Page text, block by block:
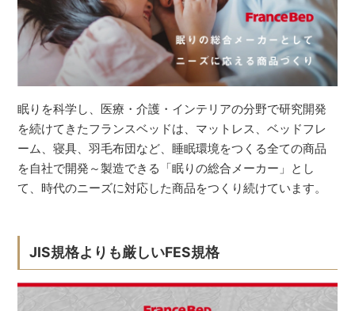
眠りを科学し、医療・介護・インテリアの分野で研究開発
を続けてきたフランスベッドは、マットレス、ベッドフレ
ーム、寝具、羽毛布団など、睡眠環境をつくる全ての商品
を自社で開発～製造できる「眠りの総合メーカー」とし
て、時代のニーズに対応した商品をつくり続けています。
JIS規格よりも厳しいFES規格